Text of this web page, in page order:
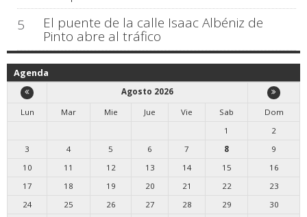
5
El puente de la calle Isaac Albéniz de
Pinto abre al tráfico
Agenda
Agosto 2026
Lun
Mar Mie Jue Vie Sab
Dom
1
2
3
4 5 6 7 8
9
10
11 12 13 14 15
16
17
18 19 20 21 22
23
24
25 26 27 28 29
30